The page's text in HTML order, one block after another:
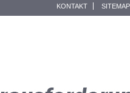
KONTAKT SITEMAP